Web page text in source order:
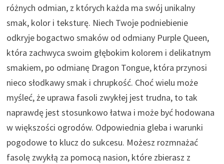
różnych odmian, z których każda ma swój unikalny
smak, kolor i teksturę. Niech Twoje podniebienie
odkryje bogactwo smaków od odmiany Purple Queen,
która zachwyca swoim głębokim kolorem i delikatnym
smakiem, po odmianę Dragon Tongue, która przynosi
nieco słodkawy smak i chrupkość. Choć wielu może
myśleć, że uprawa fasoli zwykłej jest trudna, to tak
naprawdę jest stosunkowo łatwa i może być hodowana
w większości ogrodów. Odpowiednia gleba i warunki
pogodowe to klucz do sukcesu. Możesz rozmnażać
fasolę zwykłą za pomocą nasion, które zbierasz z